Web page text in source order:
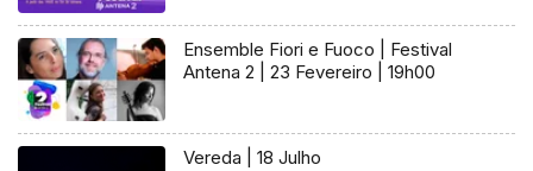
Ensemble Fiori e Fuoco | Festival
Antena 2 | 23 Fevereiro | 19h00
Vereda | 18 Julho